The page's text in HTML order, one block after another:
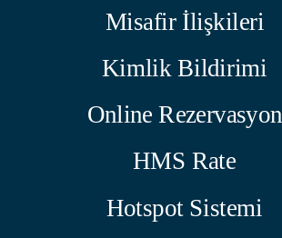
Misafir İlişkileri
Kimlik Bildirimi
Online Rezervasyon
HMS Rate
Hotspot Sistemi